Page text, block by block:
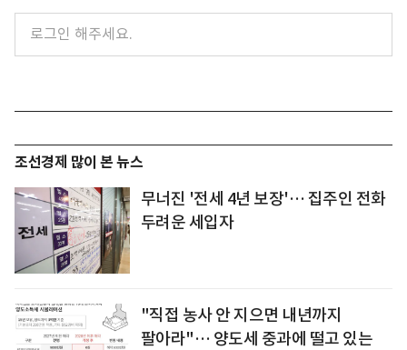
조선경제 많이 본 뉴스
무너진 '전세 4년 보장'… 집주인 전화
두려운 세입자
"직접 농사 안 지으면 내년까지
팔아라"… 양도세 중과에 떨고 있는